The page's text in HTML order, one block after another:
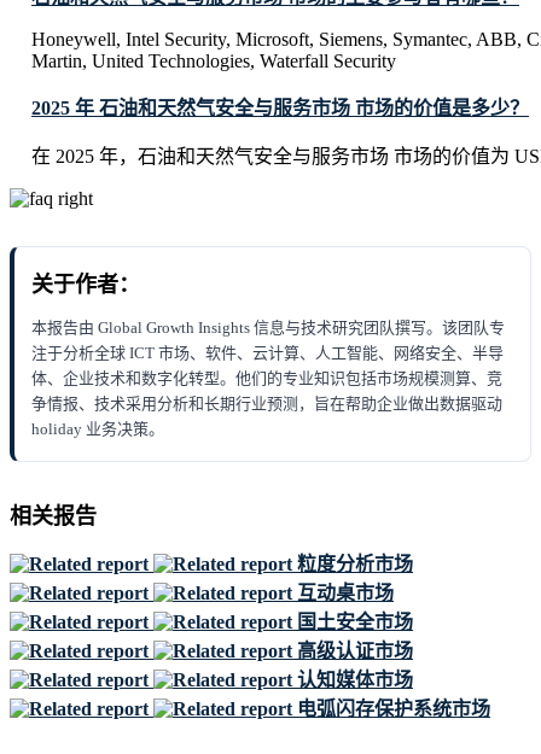
Honeywell, Intel Security, Microsoft, Siemens, Symantec, ABB,
Martin, United Technologies, Waterfall Security
2025 年 石油和天然气安全与服务市场 市场的价值是多少？
在 2025 年，石油和天然气安全与服务市场 市场的价值为
关于作者：
本报告由 Global Growth Insights 信息与技术研究团队撰写。该团队专
注于分析全球 ICT 市场、软件、云计算、人工智能、网络安全、半导
体、企业技术和数字化转型。他们的专业知识包括市场规模测算、竞
争情报、技术采用分析和长期行业预测，旨在帮助企业做出数据驱动
holiday 业务决策。
相关报告
粒度分析市场
互动桌市场
国土安全市场
高级认证市场
认知媒体市场
电弧闪存保护系统市场